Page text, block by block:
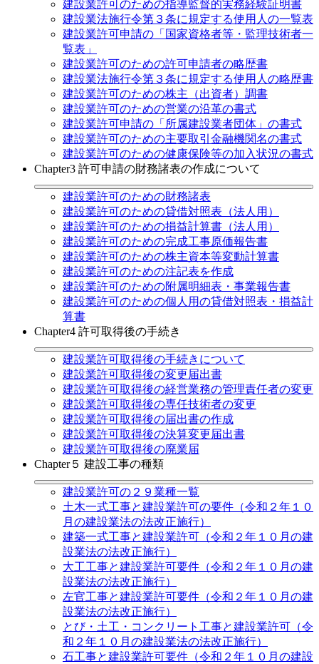
建設業許可のための指導監督的実務経験証明書
建設業法施行令第３条に規定する使用人の一覧表
建設業許可申請の「国家資格者等・監理技術者一
覧表」
建設業許可のための許可申請者の略歴書
建設業法施行令第３条に規定する使用人の略歴書
建設業許可のための株主（出資者）調書
建設業許可のための営業の沿革の書式
建設業許可申請の「所属建設業者団体」の書式
建設業許可のための主要取引金融機関名の書式
建設業許可のための健康保険等の加入状況の書式
Chapter3 許可申請の財務諸表の作成について
建設業許可のための財務諸表
建設業許可のための貸借対照表（法人用）
建設業許可のための損益計算書（法人用）
建設業許可のための完成工事原価報告書
建設業許可のための株主資本等変動計算書
建設業許可のための注記表を作成
建設業許可のための附属明細表・事業報告書
建設業許可のための個人用の貸借対照表・損益計
算書
Chapter4 許可取得後の手続き
建設業許可取得後の手続きについて
建設業許可取得後の変更届出書
建設業許可取得後の経営業務の管理責任者の変更
建設業許可取得後の専任技術者の変更
建設業許可取得後の届出書の作成
建設業許可取得後の決算変更届出書
建設業許可取得後の廃業届
Chapter５ 建設工事の種類
建設業許可の２９業種一覧
土木一式工事と建設業許可の要件（令和２年１０
月の建設業法の法改正施行）
建築一式工事と建設業許可（令和２年１０月の建
設業法の法改正施行）
大工工事と建設業許可要件（令和２年１０月の建
設業法の法改正施行）
左官工事と建設業許可要件（令和２年１０月の建
設業法の法改正施行）
とび・土工・コンクリート工事と建設業許可（令
和２年１０月の建設業法の法改正施行）
石工事と建設業許可要件（令和２年１０月の建設